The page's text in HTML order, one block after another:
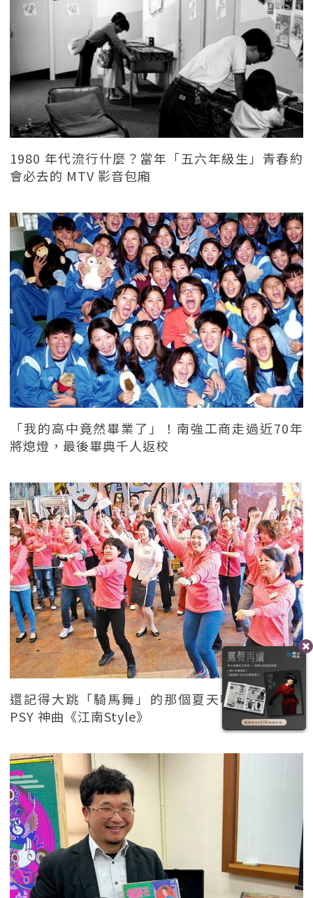
1980 年代流行什麼？當年「五六年級生」青春約
會必去的 MTV 影音包廂
「我的高中竟然畢業了」！南強工商走過近70年
將熄燈，最後畢典千人返校
還記得大跳「騎馬舞」的那個夏天嗎？南韓歌手
PSY 神曲《江南Style》